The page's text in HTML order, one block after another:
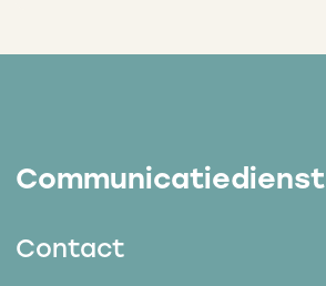
Communicatiedienst
Contact